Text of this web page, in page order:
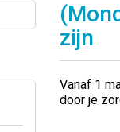
zijn
Vanaf 1
door je